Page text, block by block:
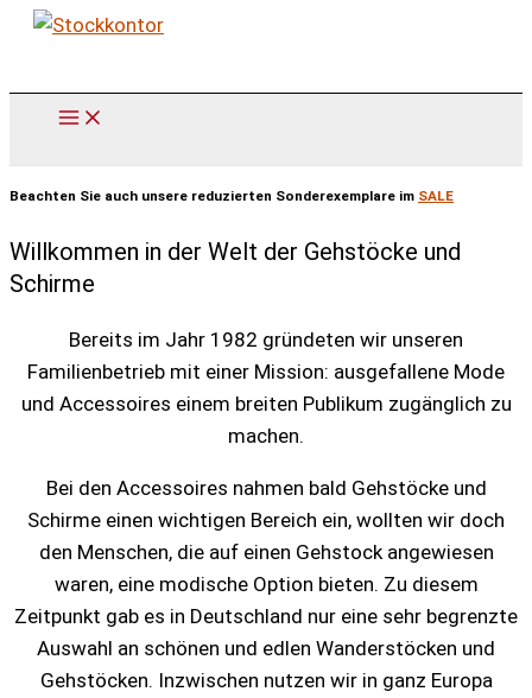
Zum
springen
Beachten Sie auch unsere reduzierten Sonderexemplare im SALE
Willkommen in der Welt der Gehstöcke und
Schirme
Bereits im Jahr 1982 gründeten wir unseren
Familienbetrieb mit einer Mission: ausgefallene Mode
und Accessoires einem breiten Publikum zugänglich zu
machen.
Bei den Accessoires nahmen bald Gehstöcke und
Schirme einen wichtigen Bereich ein, wollten wir doch
den Menschen, die auf einen Gehstock angewiesen
waren, eine modische Option bieten. Zu diesem
Zeitpunkt gab es in Deutschland nur eine sehr begrenzte
Auswahl an schönen und edlen Wanderstöcken und
Gehstöcken. Inzwischen nutzen wir in ganz Europa